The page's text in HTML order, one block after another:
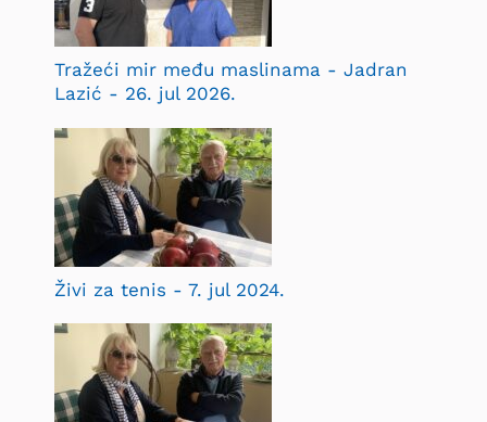
Tražeći mir među maslinama - Jadran
Lazić - 26. jul 2026.
Živi za tenis - 7. jul 2024.